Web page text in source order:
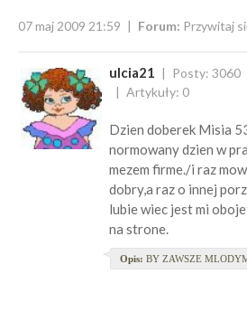
07 maj 2009 21:59 Forum: Przywitaj
ulcia21 Posty: 3060
Artykuły: 0
Dzien doberek Misia
normowany dzien w
mezem firme./i raz
dobry,a raz o innej
lubie wiec jest mi
na strone.
Opis: BY ZAWSZE